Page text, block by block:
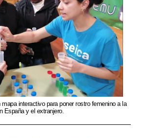
interactivo para poner rostro femenino a la
España y el extranjero.